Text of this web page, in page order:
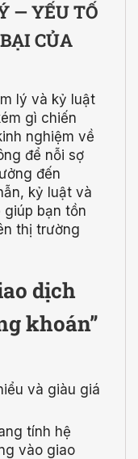
— YẾU TỐ
CỦA
lý và kỷ luật
gì chiến
nghiệm về
để nỗi sợ
đến
kỷ luật và
bạn tồn
thị trường
dịch
khoán”
và giàu giá
tính hệ
vào giao